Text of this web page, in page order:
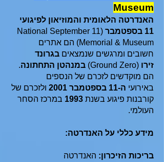
Museum
האנדרטה הלאומית והמוזיאון לפיגועי
11 בספטמבר
(National September 11
Memorial & Museum) הם אתרים
חשובים ומרגשים שנמצאים בגרונד
זירו (Ground Zero) במנהטן התחתונה.
הם מוקדשים לזכרם של הנספים
באירועי ה-11 בספטמבר 2001 ולזכרם של
קורבנות פיגוע בשנת 1993 במרכז הסחר
העולמי.
מידע כללי על האנדרטה:
בריכות הזיכרון: האנדרטה